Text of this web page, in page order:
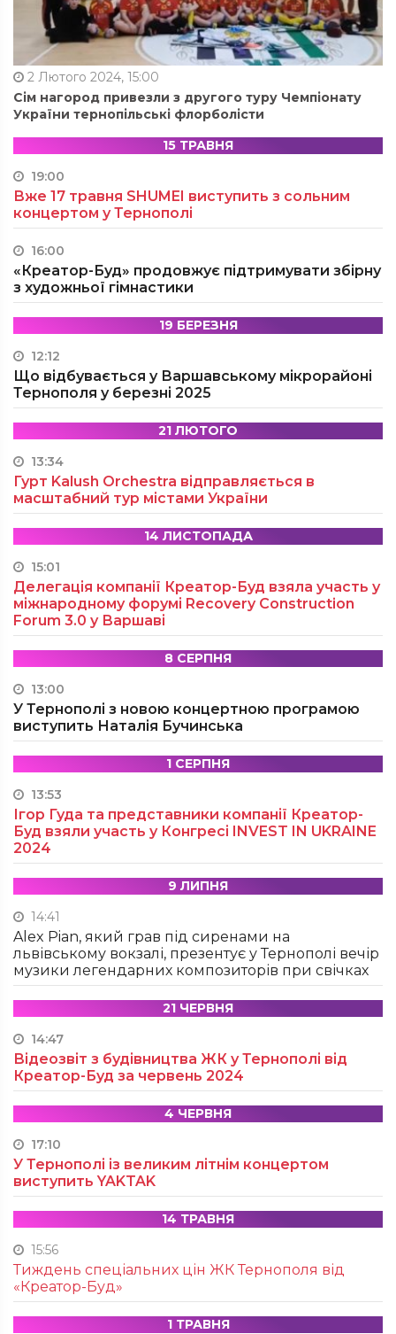
2 Лютого 2024, 15:00
Сім нагород привезли з другого туру Чемпіонату
України тернопільські флорболісти
15 ТРАВНЯ
19:00
Вже 17 травня SHUMEI виступить з сольним
концертом у Тернополі
16:00
«Креатор-Буд» продовжує підтримувати збірну
з художньої гімнастики
19 БЕРЕЗНЯ
12:12
Що відбувається у Варшавському мікрорайоні
Тернополя у березні 2025
21 ЛЮТОГО
13:34
Гурт Kalush Orchestra відправляється в
масштабний тур містами України
14 ЛИСТОПАДА
15:01
Делегація компанії Креатор-Буд взяла участь у
міжнародному форумі Recovery Construction
Forum 3.0 у Варшаві
8 СЕРПНЯ
13:00
У Тернополі з новою концертною програмою
виступить Наталія Бучинська
1 СЕРПНЯ
13:53
Ігор Гуда та представники компанії Креатор-
Буд взяли участь у Конгресі INVEST IN UKRAINE
2024
9 ЛИПНЯ
14:41
Alex Pian, який грав під сиренами на
львівському вокзалі, презентує у Тернополі вечір
музики легендарних композиторів при свічках
21 ЧЕРВНЯ
14:47
Відеозвіт з будівництва ЖК у Тернополі від
Креатор-Буд за червень 2024
4 ЧЕРВНЯ
17:10
У Тернополі із великим літнім концертом
виступить YAKTAK
14 ТРАВНЯ
15:56
Тиждень спеціальних цін ЖК Тернополя від
«Креатор-Буд»
1 ТРАВНЯ